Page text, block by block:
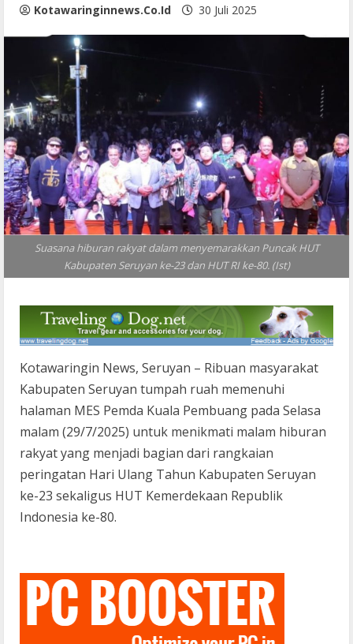
Kotawaringinnews.co.id 30 Juli 2025
Suasana hiburan rakyat dalam menyemarakkan Puncak HUT
Kabupaten Seruyan ke-23 dan HUT RI ke-80. (Ist)
Kotawaringin News, Seruyan – Ribuan masyarakat
Kabupaten Seruyan tumpah ruah memenuhi
halaman MES Pemda Kuala Pembuang pada Selasa
malam (29/7/2025) untuk menikmati malam hiburan
rakyat yang menjadi bagian dari rangkaian
peringatan Hari Ulang Tahun Kabupaten Seruyan
ke-23 sekaligus HUT Kemerdekaan Republik
Indonesia ke-80.